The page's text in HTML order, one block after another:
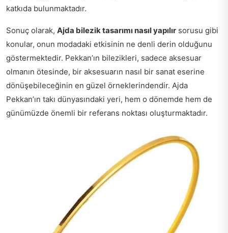
katkıda bulunmaktadır.
Sonuç olarak, Ajda bilezik tasarımı nasıl yapılır sorusu gibi
konular, onun modadaki etkisinin ne denli derin olduğunu
göstermektedir. Pekkan’ın bilezikleri, sadece aksesuar
olmanın ötesinde, bir aksesuarın nasıl bir sanat eserine
dönüşebileceğinin en güzel örneklerindendir. Ajda
Pekkan’ın takı dünyasındaki yeri, hem o dönemde hem de
günümüzde önemli bir referans noktası oluşturmaktadır.